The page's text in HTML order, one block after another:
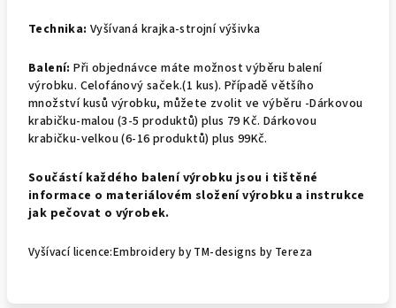
Technika: Vyšívaná krajka-strojní výšivka
Balení:Při objednávce máte možnost výběru balení
výrobku. Celofánový saček.(1 kus).Případě většího
množství kusů výrobku, můžete zvolit ve výběru -Dárkovou
krabičku-malou (3-5 produktů) plus 79 Kč. Dárkovou
krabičku-velkou (6-16 produktů) plus 99Kč.
Součástí každého balení výrobku jsou i tištěné
informace o materiálovém složení výrobku a instrukce
jak pečovat o výrobek.
Vyšívací licence:Embroidery by TM-designs by Tereza